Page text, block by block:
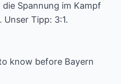
Spannung im Kampf
Unser Tipp: 3:1.
know before Bayern